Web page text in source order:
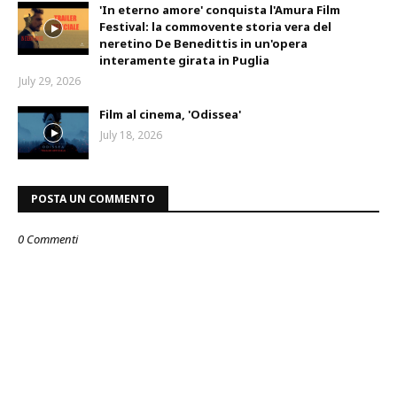
'In eterno amore' conquista l'Amura Film
Festival: la commovente storia vera del
neretino De Benedittis in un'opera
interamente girata in Puglia
July 29, 2026
Film al cinema, 'Odissea'
July 18, 2026
POSTA UN COMMENTO
0 Commenti